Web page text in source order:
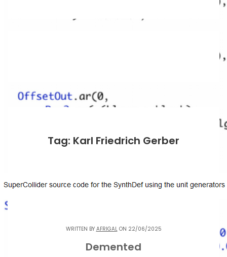
Tag: Karl Friedrich Gerber
WRITTEN BY AFRIGALON 22/06/2025
Demented